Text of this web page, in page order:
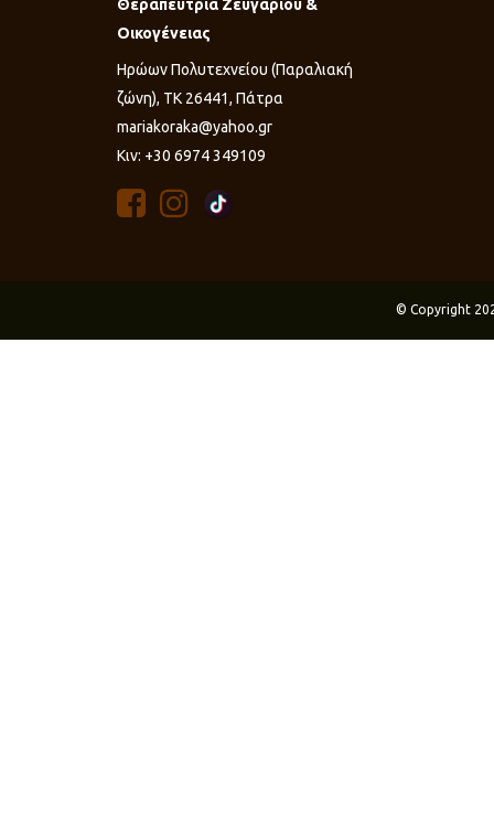
Θεραπεύτρια Ζευγαριού &
Οικογένειας
Ηρώων Πολυτεχνείου (Παραλιακή
ζώνη), ΤΚ 26441, Πάτρα
mariakoraka@yahoo.gr
Κιν: +30 6974 349109
© Copyright